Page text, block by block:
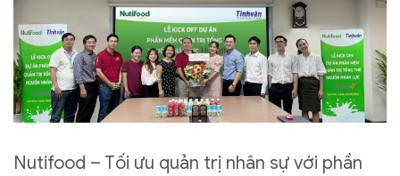
Nutifood – Tối ưu quản trị nhân sự với phần